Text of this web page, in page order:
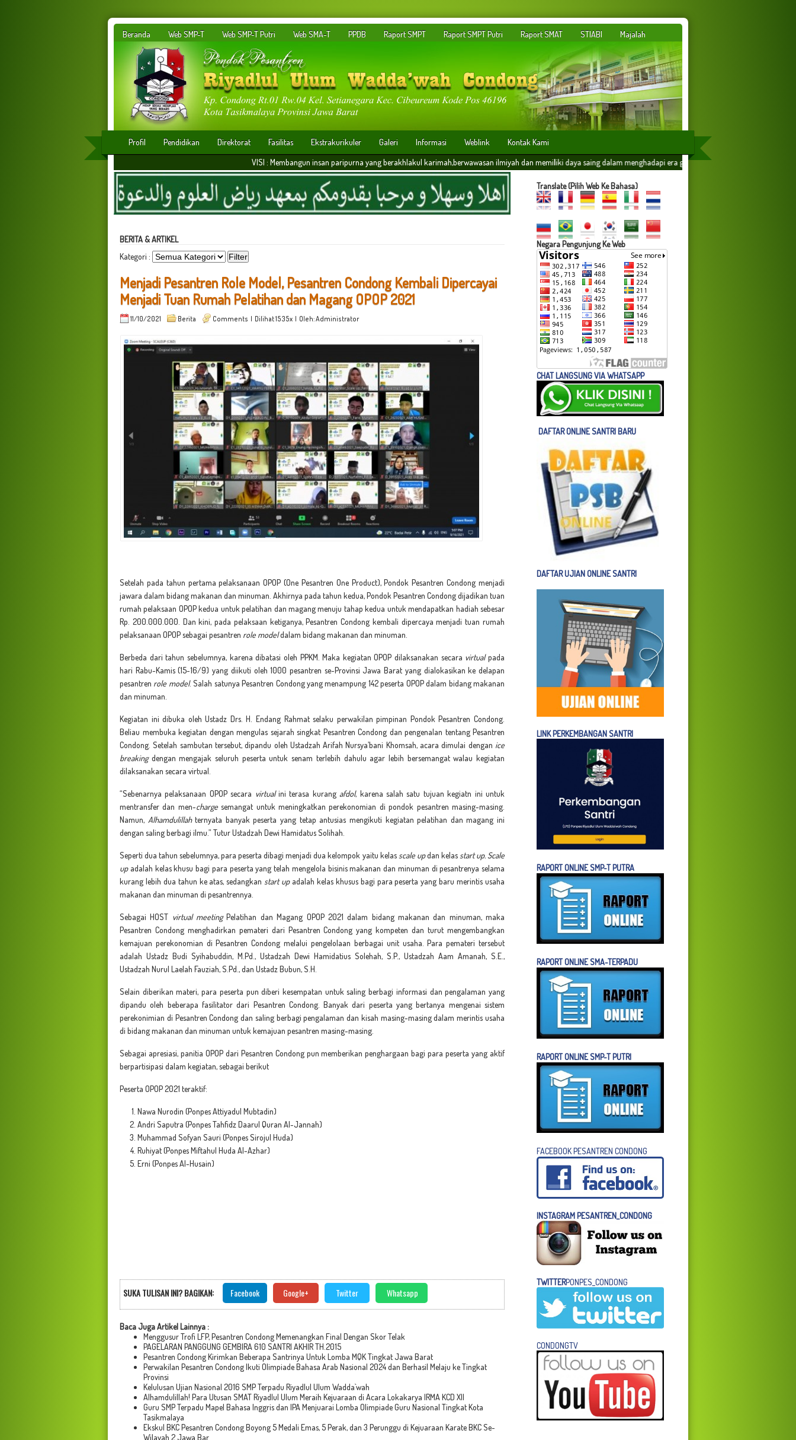
Beranda Web SMP-T Web SMP-T Putri Web SMA-T PPDB Raport SMPT Raport SMPT Putri Raport SMAT STIABI Majalah
Profil Pendidikan Direktorat Fasilitas Ekstrakurikuler Galeri Informasi Weblink
Kontak Kami
VISI : Membangun insan paripurna yang berakhlakul karimah,berwawasan ilmiyah dan memiliki daya saing dalam menghadapi era globalisasi yang dilandasi oleh ilmu
BERITA & ARTIKEL
Kategori :
Menjadi Pesantren Role Model, Pesantren Condong Kembali Dipercayai
Menjadi Tuan Rumah Pelatihan dan Magang OPOP 2021
11/10/2021 Berita Comments | Dilihat 1535x | Oleh: Administrator
Setelah pada tahun pertama pelaksanaan OPOP (One Pesantren One Product), Pondok Pesantren Condong menjadi
jawara dalam bidang makanan dan minuman. Akhirnya pada tahun kedua, Pondok Pesantren Condong dijadikan tuan
rumah pelaksaan OPOP kedua untuk pelatihan dan magang menuju tahap kedua untuk mendapatkan hadiah sebesar
Rp. 200.000.000. Dan kini, pada pelaksaan ketiganya, Pesantren Condong kembali dipercaya menjadi tuan rumah
pelaksanaan OPOP sebagai pesantren role modeldalam bidang makanan dan minuman.
Berbeda dari tahun sebelumnya, karena dibatasi oleh PPKM. Maka kegiatan OPOP dilaksanakan secara virtualpada
hari Rabu-Kamis (15-16/9) yang diikuti oleh 1000 pesantren se-Provinsi Jawa Barat yang dialokasikan ke delapan
pesantren role model. Salah satunya Pesantren Condong yang menampung 142 peserta OPOP dalam bidang makanan
dan minuman.
Kegiatan ini dibuka oleh Ustadz Drs. H. Endang Rahmat selaku perwakilan pimpinan Pondok Pesantren Condong.
Beliau membuka kegiatan dengan mengulas sejarah singkat Pesantren Condong dan pengenalan tentang Pesantren
Condong. Setelah sambutan tersebut, dipandu oleh Ustadzah Arifah Nursya’bani Khomsah, acara dimulai dengan ice
breakingdengan mengajak seluruh peserta untuk senam terlebih dahulu agar lebih bersemangat walau kegiatan
dilaksanakan secara virtual.
“Sebenarnya pelaksanaan OPOP secara virtualini terasa kurangafdol, karena salah satu tujuan kegiatn ini untuk
mentransfer dan men-chargesemangat untuk meningkatkan perekonomian di pondok pesantren masing-masing.
Namun, Alhamdulillahternyata banyak peserta yang tetap antusias mengikuti kegiatan pelatihan dan magang ini
dengan saling berbagi ilmu.” Tutur Ustadzah Dewi Hamidatus Solihah.
Seperti dua tahun sebelumnya, para peserta dibagi menjadi dua kelompok yaitu kelas scale updan kelas start up. Scale
upadalah kelas khusu bagi para peserta yang telah mengelola bisinis makanan dan minuman di pesantrenya selama
kurang lebih dua tahun ke atas, sedangkan start up adalah kelas khusus bagi para peserta yang baru merintis usaha
makanan dan minuman di pesantrennya.
Sebagai HOST virtual meetingPelatihan dan Magang OPOP 2021 dalam bidang makanan dan minuman, maka
Pesantren Condong menghadirkan pemateri dari Pesantren Condong yang kompeten dan turut mengembangkan
kemajuan perekonomian di Pesantren Condong melalui pengelolaan berbagai unit usaha. Para pemateri tersebut
adalah Ustadz Budi Syihabuddin, M.Pd., Ustadzah Dewi Hamidatius Solehah, S.P., Ustadzah Aam Amanah, S.E.,
Ustadzah Nurul Laelah Fauziah, S.Pd., dan Ustadz Bubun, S.H.
Selain diberikan materi, para peserta pun diberi kesempatan untuk saling berbagi informasi dan pengalaman yang
dipandu oleh beberapa fasilitator dari Pesantren Condong. Banyak dari peserta yang bertanya mengenai sistem
perekonimian di Pesantren Condong dan saling berbagi pengalaman dan kisah masing-masing dalam merintis usaha
di bidang makanan dan minuman untuk kemajuan pesantren masing-masing.
Sebagai apresiasi, panitia OPOP dari Pesantren Condong pun memberikan penghargaan bagi para peserta yang aktif
berpartisipasi dalam kegiatan, sebagai berikut
Peserta OPOP 2021 teraktif:
Nawa Nurodin (Ponpes Attiyadul Mubtadin)
Andri Saputra (Ponpes Tahfidz Daarul Quran Al-Jannah)
Muhammad Sofyan Sauri (Ponpes Sirojul Huda)
Ruhiyat (Ponpes Miftahul Huda Al-Azhar)
Erni (Ponpes Al-Husain)
SUKA TULISAN INI? BAGIKAN: Facebook Google+ Twitter Whatsapp
Baca Juga Artikel Lainnya :
Menggusur Trofi LFP, Pesantren Condong Memenangkan Final Dengan Skor Telak
PAGELARAN PANGGUNG GEMBIRA 610 SANTRI AKHIR TH.2015
Pesantren Condong Kirimkan Beberapa Santrinya Untuk Lomba MQK Tingkat Jawa Barat
Perwakilan Pesantren Condong Ikuti Olimpiade Bahasa Arab Nasional 2024 dan Berhasil Melaju ke Tingkat
Provinsi
Kelulusan Ujian Nasional 2016 SMP Terpadu Riyadlul Ulum Wadda`wah
Alhamdulillah! Para Utusan SMAT Riyadlul Ulum Meraih Kejuaraan di Acara Lokakarya IRMA KCD XII
Guru SMP Terpadu Mapel Bahasa Inggris dan IPA Menjuarai Lomba Olimpiade Guru Nasional Tingkat Kota
Tasikmalaya
Ekskul BKC Pesantren Condong Boyong 5 Medali Emas, 5 Perak, dan 3 Perunggu di Kejuaraan Karate BKC Se-
Wilayah 2 Jawa Bar
Translate (Pilih Web Ke Bahasa)
Negara Pengunjung Ke Web
CHAT LANGSUNG VIA WHATSAPP
DAFTAR ONLINE SANTRI BARU
DAFTAR UJIAN ONLINE SANTRI
LINK PERKEMBANGAN SANTRI
RAPORT ONLINE SMP-T PUTRA
RAPORT ONLINE SMA-TERPADU
RAPORT ONLINE SMP-T PUTRI
FACEBOOK PESANTREN CONDONG
INSTAGRAM PESANTREN_CONDONG
TWITTERPONPES_CONDONG
CONDONGTV